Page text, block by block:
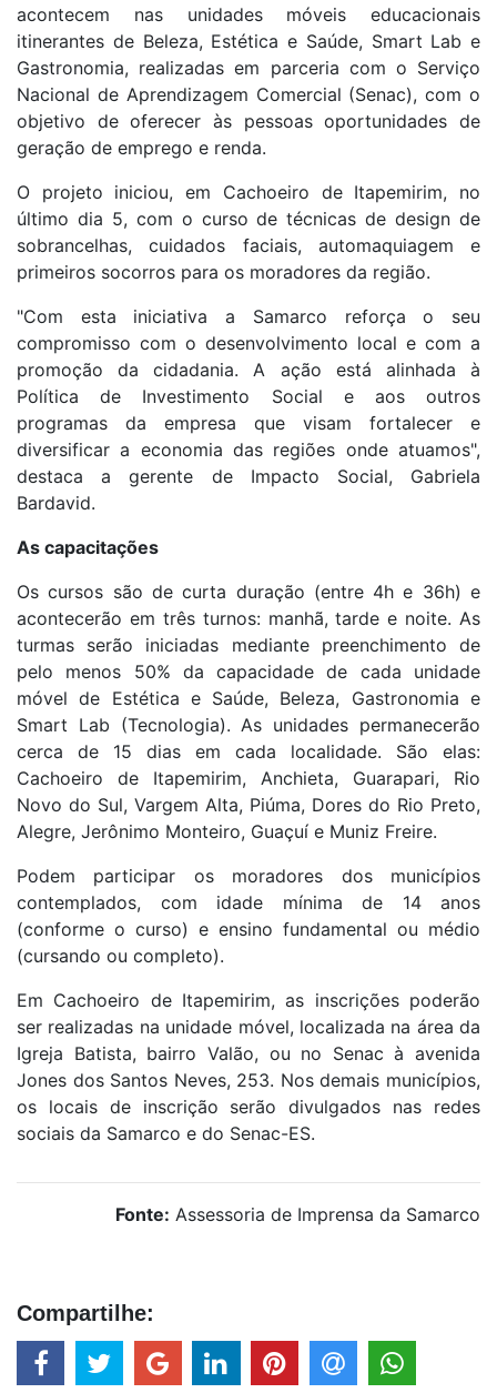
acontecem nas unidades móveis educacionais
itinerantes de Beleza, Estética e Saúde, Smart Lab e
Gastronomia, realizadas em parceria com o Serviço
Nacional de Aprendizagem Comercial (Senac), com o
objetivo de oferecer às pessoas oportunidades de
geração de emprego e renda.
O projeto iniciou, em Cachoeiro de Itapemirim, no
último dia 5, com o curso de técnicas de design de
sobrancelhas, cuidados faciais, automaquiagem e
primeiros socorros para os moradores da região.
"Com esta iniciativa a Samarco reforça o seu
compromisso com o desenvolvimento local e com a
promoção da cidadania. A ação está alinhada à
Política de Investimento Social e aos outros
programas da empresa que visam fortalecer e
diversificar a economia das regiões onde atuamos",
destaca a gerente de Impacto Social, Gabriela
Bardavid.
As capacitações
Os cursos são de curta duração (entre 4h e 36h) e
acontecerão em três turnos: manhã, tarde e noite. As
turmas serão iniciadas mediante preenchimento de
pelo menos 50% da capacidade de cada unidade
móvel de Estética e Saúde, Beleza, Gastronomia e
Smart Lab (Tecnologia). As unidades permanecerão
cerca de 15 dias em cada localidade. São elas:
Cachoeiro de Itapemirim, Anchieta, Guarapari, Rio
Novo do Sul, Vargem Alta, Piúma, Dores do Rio Preto,
Alegre, Jerônimo Monteiro, Guaçuí e Muniz Freire.
Podem participar os moradores dos municípios
contemplados, com idade mínima de 14 anos
(conforme o curso) e ensino fundamental ou médio
(cursando ou completo).
Em Cachoeiro de Itapemirim, as inscrições poderão
ser realizadas na unidade móvel, localizada na área da
Igreja Batista, bairro Valão, ou no Senac à avenida
Jones dos Santos Neves, 253. Nos demais municípios,
os locais de inscrição serão divulgados nas redes
sociais da Samarco e do Senac-ES.
Fonte: Assessoria de Imprensa da Samarco
Compartilhe: